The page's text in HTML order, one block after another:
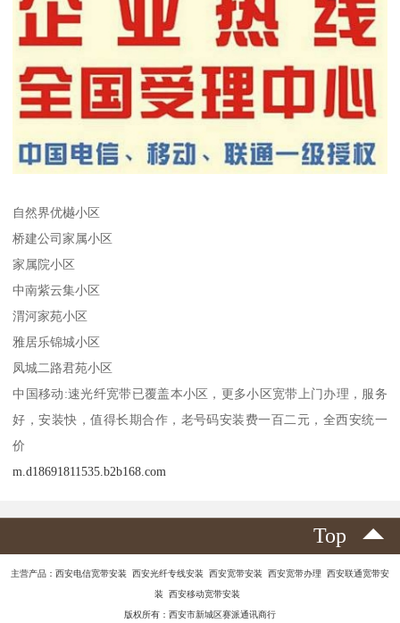
自然界优樾小区
桥建公司家属小区
家属院小区
中南紫云集小区
渭河家苑小区
雅居乐锦城小区
凤城二路君苑小区
中国移动:速光纤宽带已覆盖本小区，更多小区宽带上门办理，服务
好，安装快，值得长期合作，老号码安装费一百二元，全西安统一
价
m.d18691811535.b2b168.com
Top
主营产品：西安电信宽带安装 西安光纤专线安装 西安宽带安装 西安宽带办理 西安联通宽带安
装 西安移动宽带安装
版权所有：西安市新城区赛派通讯商行